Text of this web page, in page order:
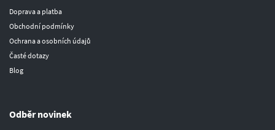
Doprava a platba
Obchodní podmínky
Ochrana a osobních údajů
Časté dotazy
Blog
Odběr novinek